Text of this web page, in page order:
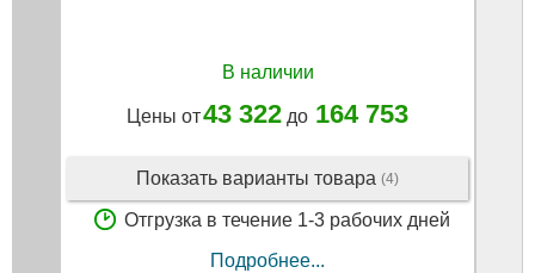
В наличии
Цены от43 322 до 164 753
Показать варианты товара (4)
Отгрузка в течение 1-3 рабочих дней
Подробнее...